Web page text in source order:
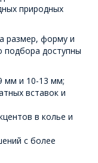
природных
размер, форму и
подбора доступны
мм и 10-13 мм;
вставок и
в колье и
с более